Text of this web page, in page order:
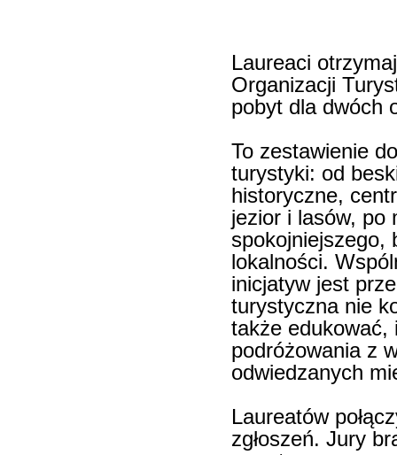
Laureaci
Organizacji
pobyt dla dwóch
To zestawienie
turystyki: od
historyczne,
jezior i lasów, po
spokojniejszego,
lokalności.
inicjatyw jest
turystyczna nie
także edukować,
podróżowania z
odwiedzanych
Laureatów
zgłoszeń. Jury